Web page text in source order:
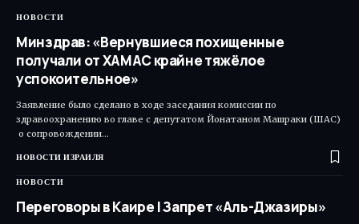
НОВОСТИ
Минздрав: «Вернувшиеся похищенные
получали от ХАМАС крайне тяжёлое
успокоительное»
Заявление было сделано в ходе заседания комиссии по
здравоохранению во главе с депутатом Йонатаном Машраки (ШАС)​
о сопровождении…
НОВОСТИ ИЗРАИЛЯ
НОВОСТИ
Переговоры в Каире | Запрет «Аль-Джазиры»